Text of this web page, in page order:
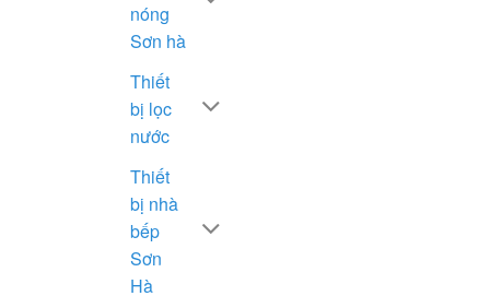
nóng
Sơn hà
Thiết
bị lọc
nước
Thiết
bị nhà
bếp
Sơn
Hà